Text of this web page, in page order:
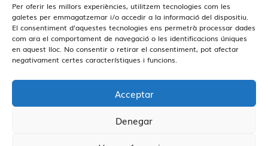
Per oferir les millors experiències, utilitzem tecnologies com les
galetes per emmagatzemar i/o accedir a la informació del dispositiu.
El consentiment d'aquestes tecnologies ens permetrà processar dades
com ara el comportament de navegació o les identificacions úniques
en aquest lloc. No consentir o retirar el consentiment, pot afectar
negativament certes característiques i funcions.
Acceptar
Denegar
Estamos en Barcelona y Reus Veure Oficines